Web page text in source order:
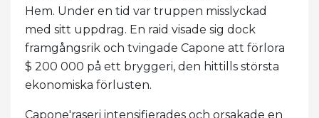
Hem. Under en tid var truppen misslyckad
med sitt uppdrag. En raid visade sig dock
framgångsrik och tvingade Capone att förlora
$ 200 000 på ett bryggeri, den hittills största
ekonomiska förlusten.
Capone'raseri intensifierades och orsakade en